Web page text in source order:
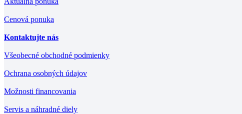
Cenová ponuka
Kontaktujte nás
Všeobecné obchodné podmienky
Ochrana osobných údajov
Možnosti financovania
Servis a náhradné diely